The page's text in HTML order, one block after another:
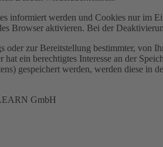
informiert werden und Cookies nur im
Browser aktivieren. Bei der
zur Bereitstellung bestimmter,
ein berechtigtes Interesse an der
gespeichert werden, werden diese in
GmbH